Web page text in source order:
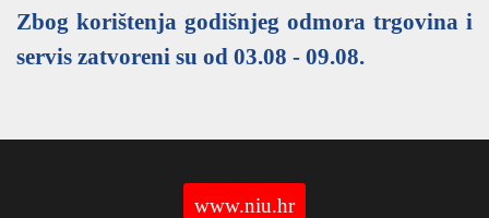
Zbog korištenja godišnjeg odmora trgovina i
servis zatvoreni su od 03.08 - 09.08.
www.niu.hr